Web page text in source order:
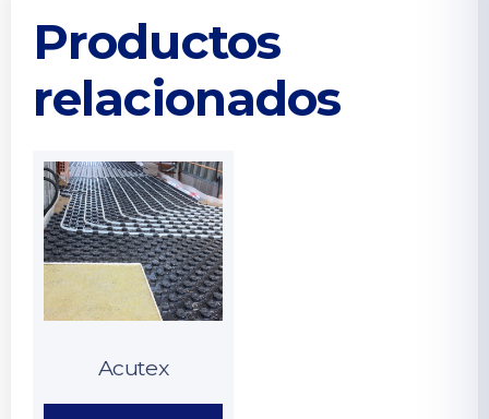
Productos
relacionados
Acutex